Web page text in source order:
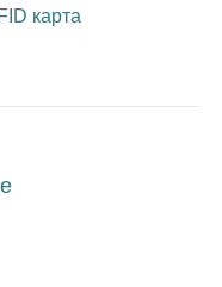
карта